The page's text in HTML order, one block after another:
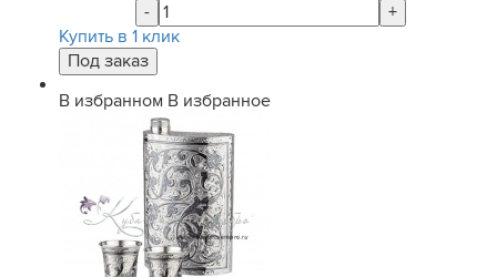
-
+
Купить в 1 клик
В избранном В избранное